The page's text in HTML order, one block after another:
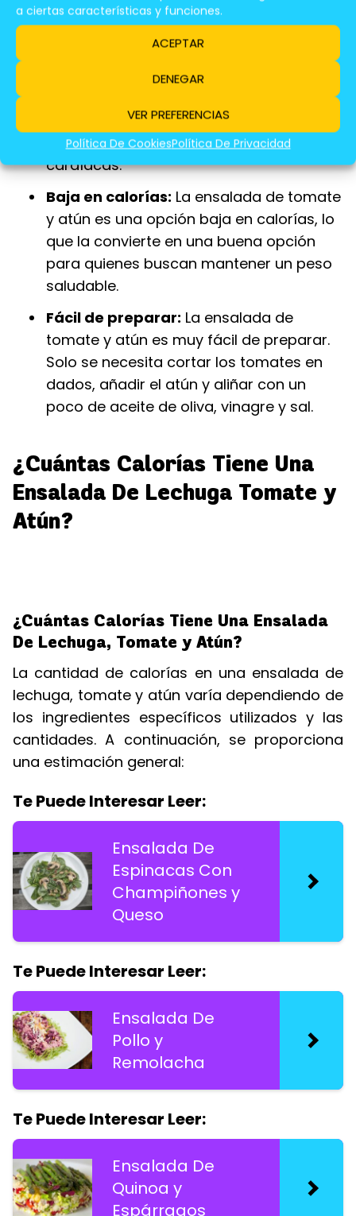
a ciertas características y funciones.
ACEPTAR
DENEGAR
VER PREFERENCIAS
Política De CookiesPolítica De Privacidad
Contribuye a la salud cardiovascular:
Los ácidos grasos omega-3 del atún
ayudan a reducir los niveles de colesterol
colesterol HDL ("bueno"). Esto, a su vez,
reduce el riesgo de enfermedades
cardíacas.
Baja en calorías: La ensalada de tomate
y atún es una opción baja en calorías, lo
que la convierte en una buena opción
para quienes buscan mantener un peso
saludable.
Fácil de preparar: La ensalada de
tomate y atún es muy fácil de preparar.
Solo se necesita cortar los tomates en
dados, añadir el atún y aliñar con un
poco de aceite de oliva, vinagre y sal.
¿Cuántas Calorías Tiene Una
Ensalada De Lechuga Tomate y
Atún?
¿Cuántas Calorías Tiene Una Ensalada
De Lechuga, Tomate y Atún?
La cantidad de calorías en una ensalada de
lechuga, tomate y atún varía dependiendo de
los ingredientes específicos utilizados y las
cantidades. A continuación, se proporciona
una estimación general:
Te Puede Interesar Leer:
Ensalada De
Espinacas Con
Champiñones y
Queso
Te Puede Interesar Leer:
Ensalada De
Pollo y
Remolacha
Te Puede Interesar Leer:
Ensalada De
Quinoa y
Espárragos